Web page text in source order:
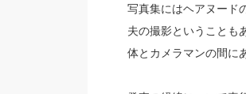
写真集にはヘアヌード
夫の撮影ということも
体とカメラマンの間に